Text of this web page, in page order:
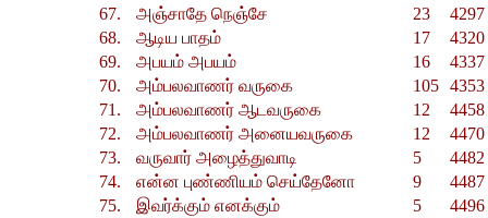
67.
அஞ்சாதே நெஞ்சே 23
68.
ஆடிய பாதம் 17
69.
அபயம் அபயம் 16
70.
அம்பலவாணர் வருகை 105
71.
அம்பலவாணர் ஆடவருகை 12
72.
அம்பலவாணர் அனையவருகை 12
73.
வருவார் அழைத்துவாடி 5
74.
என்ன புண்ணியம் செய்தேனோ 9
75.
இவர்க்கும் எனக்கும் 5